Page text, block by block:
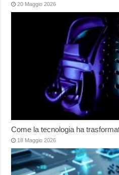
20 Maggio 2026
Come la tecnologia ha
18 Maggio 2026